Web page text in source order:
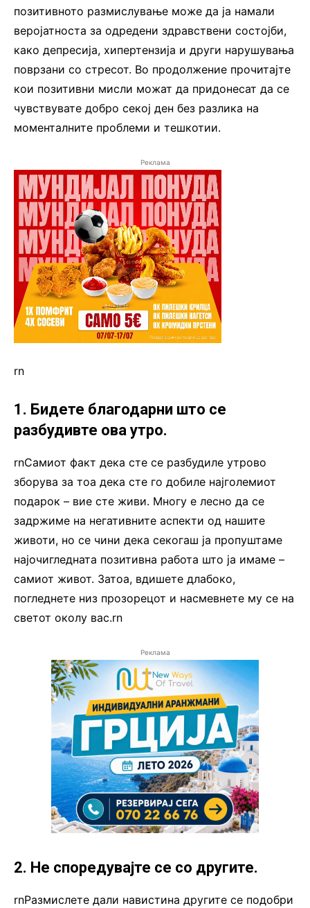
позитивното размислување може да ја намали
веројатноста за одредени здравствени состојби,
како депресија, хипертензија и други нарушувања
поврзани со стресот. Во продолжение прочитајте
кои позитивни мисли можат да придонесат да се
чувствувате добро секој ден без разлика на
моменталните проблеми и тешкотии.
Реклама
rn
1. Бидете благодарни што се
разбудивте ова утро.
rnСамиот факт дека сте се разбудиле утрово
зборува за тоа дека сте го добиле најголемиот
подарок – вие сте живи. Многу е лесно да се
задржиме на негативните аспекти од нашите
животи, но се чини дека секогаш ја пропуштаме
најочигледната позитивна работа што ја имаме –
самиот живот. Затоа, вдишете длабоко,
погледнете низ прозорецот и насмевнете му се на
светот околу вас.rn
Реклама
2. Не споредувајте се со другите.
rnРазмислете дали навистина другите се подобри